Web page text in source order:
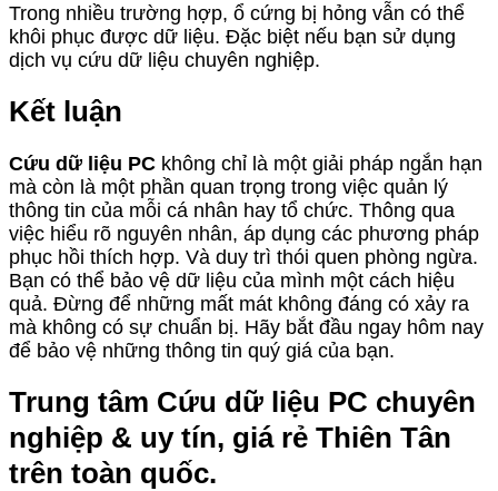
Trong nhiều trường hợp, ổ cứng bị hỏng vẫn có thể
khôi phục được dữ liệu. Đặc biệt nếu bạn sử dụng
dịch vụ cứu dữ liệu chuyên nghiệp.
Kết luận
Cứu dữ liệu PC không chỉ là một giải pháp ngắn hạn
mà còn là một phần quan trọng trong việc quản lý
thông tin của mỗi cá nhân hay tổ chức. Thông qua
việc hiểu rõ nguyên nhân, áp dụng các phương pháp
phục hồi thích hợp. Và duy trì thói quen phòng ngừa.
Bạn có thể bảo vệ dữ liệu của mình một cách hiệu
quả. Đừng để những mất mát không đáng có xảy ra
mà không có sự chuẩn bị. Hãy bắt đầu ngay hôm nay
để bảo vệ những thông tin quý giá của bạn.
Trung tâm Cứu dữ liệu PC chuyên
nghiệp & uy tín, giá rẻ Thiên Tân
trên toàn quốc.